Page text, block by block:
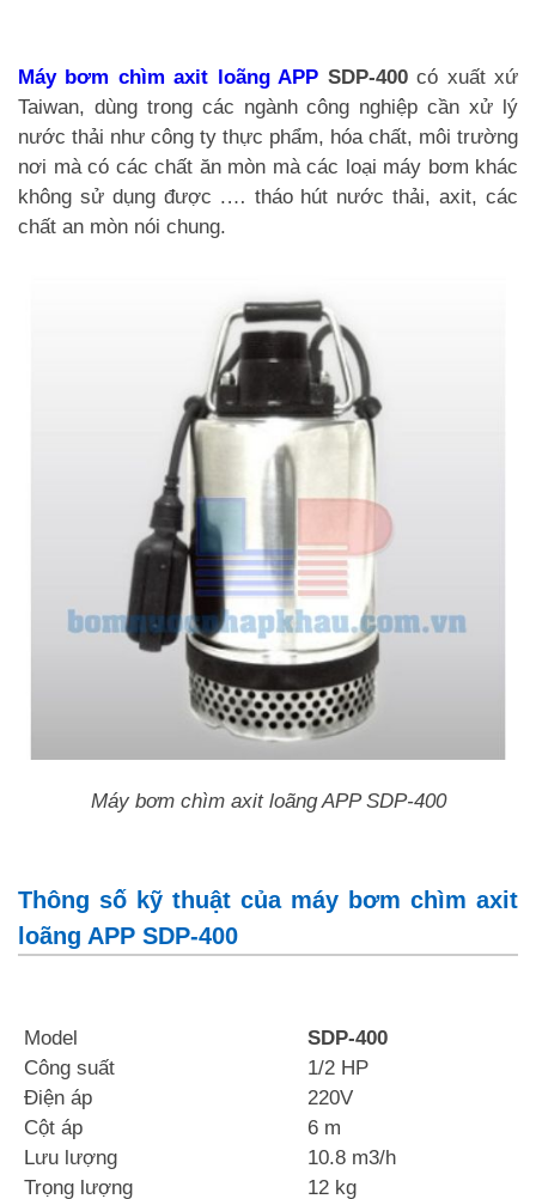
Máy bơm chìm axit loãng APP SDP-400có xuất xứ
Taiwan, dùng trong các ngành công nghiệp cần xử lý
nước thải như công ty thực phẩm, hóa chất, môi trường
nơi mà có các chất ăn mòn mà các loại máy bơm khác
không sử dụng được .… tháo hút nước thải, axit, các
chất an mòn nói chung.
Máy bơm chìm axit loãng APP SDP-400
Thông số kỹ thuật của máy bơm chìm axit
loãng APP SDP-400
Model
SDP-400
Công suất
1/2 HP
Điện áp
220V
Cột áp
6 m
Lưu lượng
10.8 m3/h
Trọng lượng
12 kg